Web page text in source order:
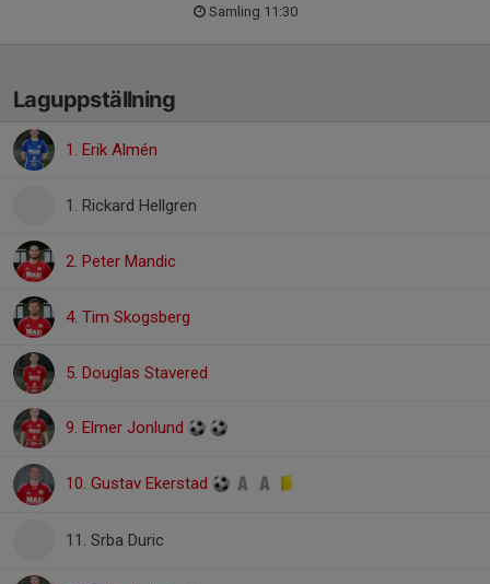
Samling 11:30
Laguppställning
1. Erik Almén
1. Rickard Hellgren
2. Peter Mandic
4. Tim Skogsberg
5. Douglas Stavered
9. Elmer Jonlund
10. Gustav Ekerstad
11. Srba Duric